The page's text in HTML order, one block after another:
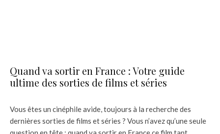
Quand va sortir en France : Votre guide
ultime des sorties de films et séries
Vous êtes un cinéphile avide, toujours à la recherche des
dernières sorties de films et séries ? Vous n’avez qu’une seule